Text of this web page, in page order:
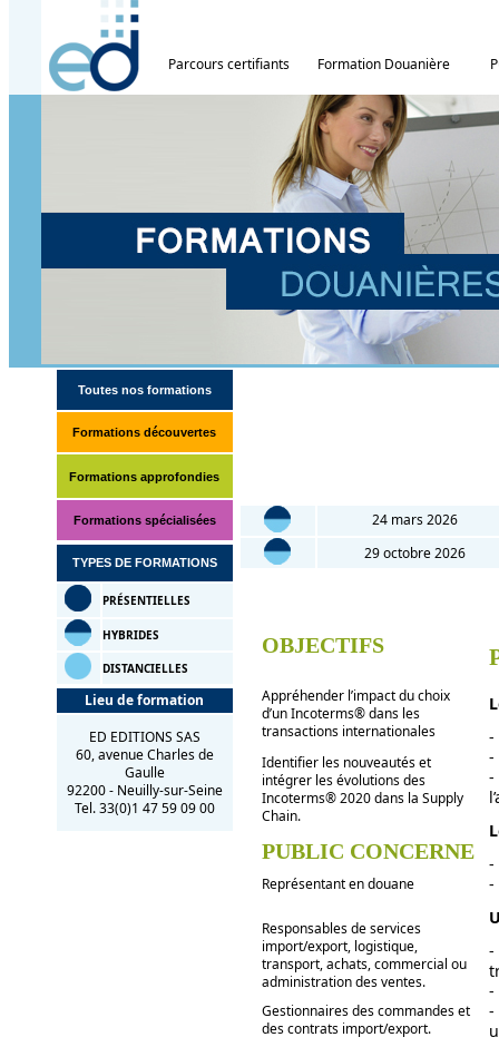
Parcours certifiants Formation Douanière
Toutes nos formations
Formations découvertes
Formations approfondies
Formations spécialisées
TYPES DE FORMATIONS
PRÉSENTIELLES
HYBRIDES
DISTANCIELLES
Lieu de formation
ED EDITIONS SAS
60, avenue Charles de
Gaulle
92200 - Neuilly-sur-Seine
Tel. 33(0)1 47 59 09 00
24 mars 2026
29 octobre 2026
OBJECTIFS
Appréhender l’impact du choix
d’un Incoterms® dans les
transactions internationales
Identifier les nouveautés et
intégrer les évolutions des
Incoterms® 2020 dans la Supply
Chain.
PUBLIC CONCERNE
Représentant en douane
Responsables de services
import/export, logistique,
transport, achats, commercial ou
administration des ventes.
Gestionnaires des commandes et
des contrats import/export.
-
-
-
-
-
-
-
-